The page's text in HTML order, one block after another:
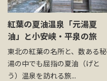
紅葉の夏油温泉「元湯夏
油」と小安峡・平泉の旅
東北の紅葉の名所と、数ある秘
湯の中でも屈指の夏油（げと
う）温泉を訪れる旅...